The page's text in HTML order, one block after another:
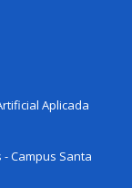
Aplicada
Campus Santa